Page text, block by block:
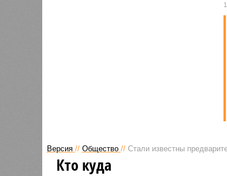
Версия // Общество // Стали известны
Кто куда